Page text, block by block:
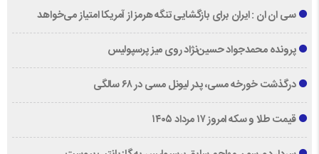
سی ان ان : ایران برای بازگشایی تنگه هرمز از آمریکا امتیاز می‌خواهد
پرونده محمدجواد حسین‌نژاد روی میز پرسپولیس
درگذشت خورخه مسی، پدر لیونل مسی در ۶۸ سالگی
قیمت طلا و سکه امروز ۱۷ مرداد ۱۴۰۵